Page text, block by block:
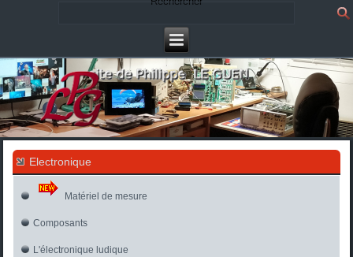
Electronique
Matériel de mesure
Composants
L'électronique ludique